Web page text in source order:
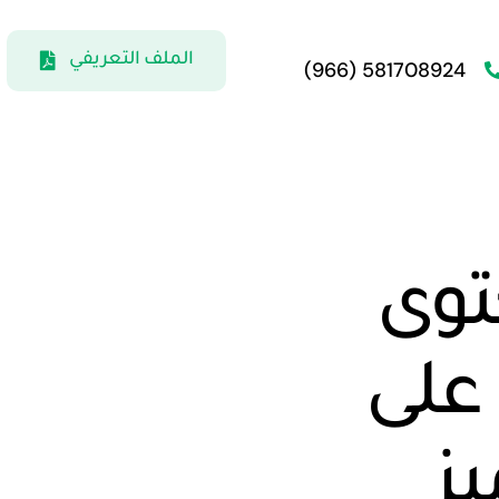
581708924 (966) الملف التعريفي
على